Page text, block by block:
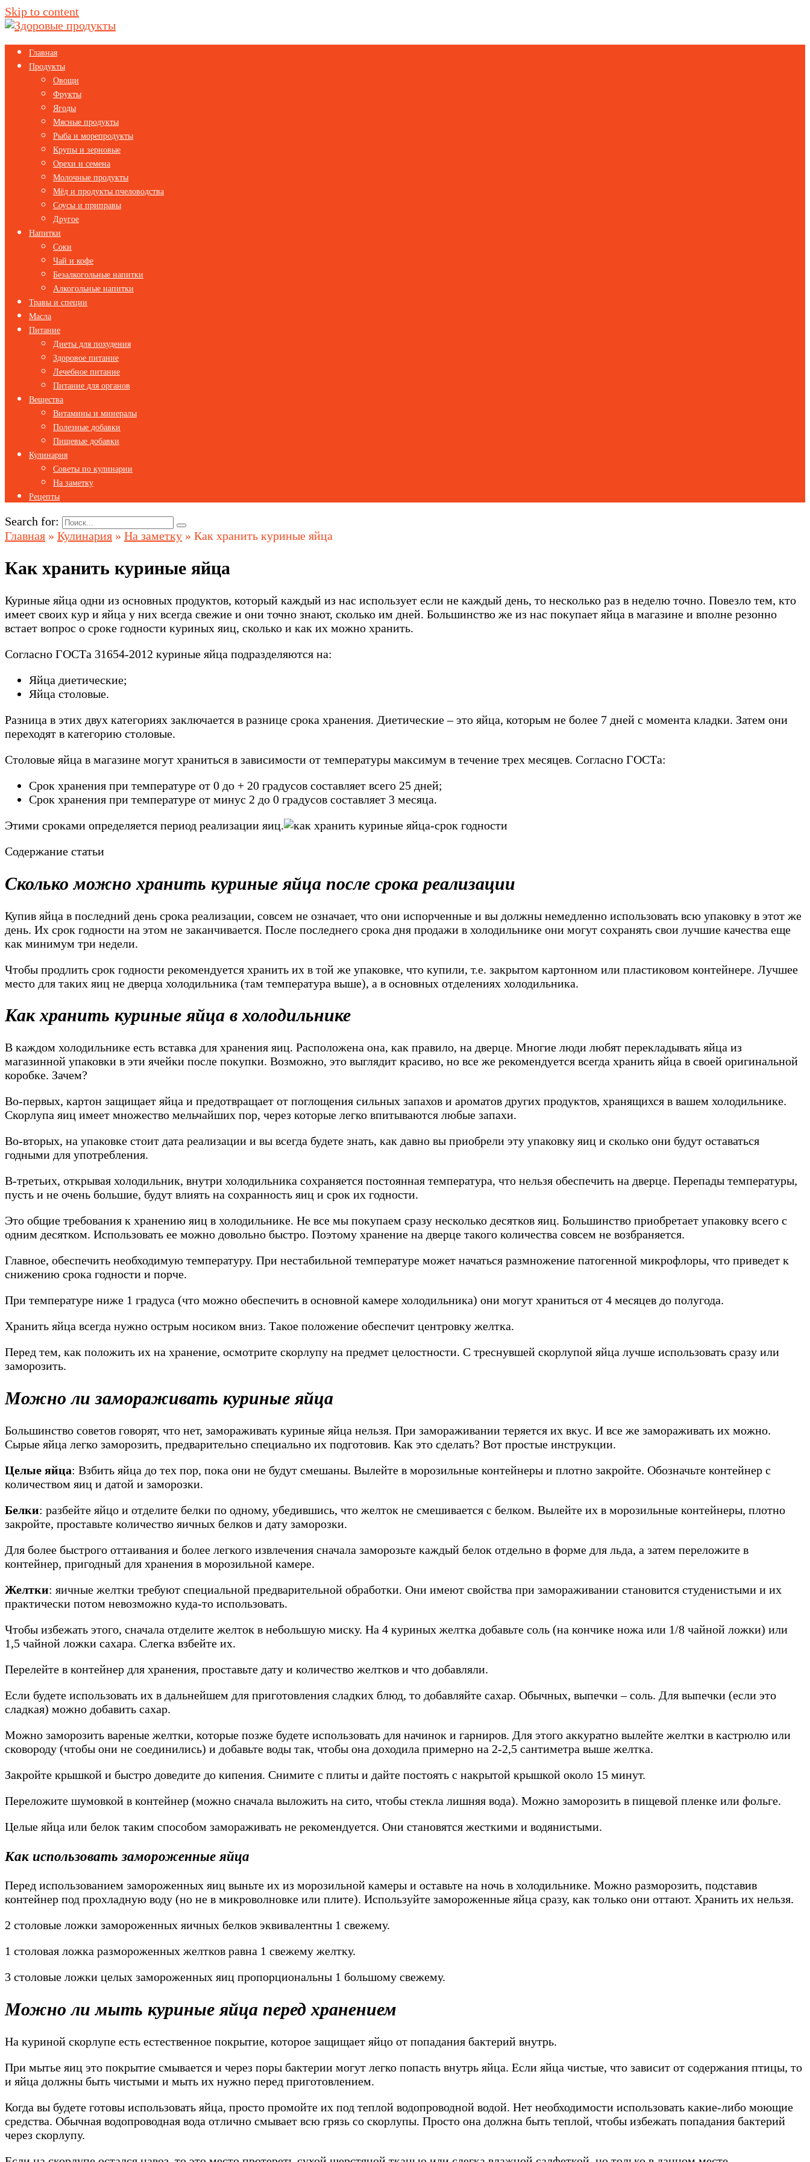
Skip to content
Главная
Продукты
Овощи
Фрукты
Ягоды
Мясные продукты
Рыба и морепродукты
Крупы и зерновые
Орехи и семена
Молочные продукты
Мёд и продукты пчеловодства
Соусы и приправы
Другое
Напитки
Соки
Чай и кофе
Безалкогольные напитки
Алкогольные напитки
Травы и специи
Масла
Питание
Диеты для похудения
Здоровое питание
Лечебное питание
Питание для органов
Вещества
Витамины и минералы
Полезные добавки
Пищевые добавки
Кулинария
Советы по кулинарии
На заметку
Рецепты
Search for:
Главная » Кулинария » На заметку » Как хранить куриные яйца
Как хранить куриные яйца
Куриные яйца одни из основных продуктов, который каждый из нас использует если не каждый день, то несколько раз в неделю точно. Повезло тем, кто
имеет своих кур и яйца у них всегда свежие и они точно знают, сколько им дней. Большинство же из нас покупает яйца в магазине и вполне резонно
встает вопрос о сроке годности куриных яиц, сколько и как их можно хранить.
Согласно ГОСТа 31654-2012 куриные яйца подразделяются на:
Яйца диетические;
Яйца столовые.
Разница в этих двух категориях заключается в разнице срока хранения. Диетические – это яйца, которым не более 7 дней с момента кладки. Затем они
переходят в категорию столовые.
Столовые яйца в магазине могут храниться в зависимости от температуры максимум в течение трех месяцев. Согласно ГОСТа:
Срок хранения при температуре от 0 до + 20 градусов составляет всего 25 дней;
Срок хранения при температуре от минус 2 до 0 градусов составляет 3 месяца.
Этими сроками определяется период реализации яиц.
Содержание статьи
Сколько можно хранить куриные яйца после срока реализации
Купив яйца в последний день срока реализации, совсем не означает, что они испорченные и вы должны немедленно использовать всю упаковку в этот же
день. Их срок годности на этом не заканчивается. После последнего срока дня продажи в холодильнике они могут сохранять свои лучшие качества еще
как минимум три недели.
Чтобы продлить срок годности рекомендуется хранить их в той же упаковке, что купили, т.е. закрытом картонном или пластиковом контейнере. Лучшее
место для таких яиц не дверца холодильника (там температура выше), а в основных отделениях холодильника.
Как хранить куриные яйца в холодильнике
В каждом холодильнике есть вставка для хранения яиц. Расположена она, как правило, на дверце. Многие люди любят перекладывать яйца из
магазинной упаковки в эти ячейки после покупки. Возможно, это выглядит красиво, но все же рекомендуется всегда хранить яйца в своей оригинальной
коробке. Зачем?
Во-первых, картон защищает яйца и предотвращает от поглощения сильных запахов и ароматов других продуктов, хранящихся в вашем холодильнике.
Скорлупа яиц имеет множество мельчайших пор, через которые легко впитываются любые запахи.
Во-вторых, на упаковке стоит дата реализации и вы всегда будете знать, как давно вы приобрели эту упаковку яиц и сколько они будут оставаться
годными для употребления.
В-третьих, открывая холодильник, внутри холодильника сохраняется постоянная температура, что нельзя обеспечить на дверце. Перепады температуры,
пусть и не очень большие, будут влиять на сохранность яиц и срок их годности.
Это общие требования к хранению яиц в холодильнике. Не все мы покупаем сразу несколько десятков яиц. Большинство приобретает упаковку всего с
одним десятком. Использовать ее можно довольно быстро. Поэтому хранение на дверце такого количества совсем не возбраняется.
Главное, обеспечить необходимую температуру. При нестабильной температуре может начаться размножение патогенной микрофлоры, что приведет к
снижению срока годности и порче.
При температуре ниже 1 градуса (что можно обеспечить в основной камере холодильника) они могут храниться от 4 месяцев до полугода.
Хранить яйца всегда нужно острым носиком вниз. Такое положение обеспечит центровку желтка.
Перед тем, как положить их на хранение, осмотрите скорлупу на предмет целостности. С треснувшей скорлупой яйца лучше использовать сразу или
заморозить.
Можно ли замораживать куриные яйца
Большинство советов говорят, что нет, замораживать куриные яйца нельзя. При замораживании теряется их вкус. И все же замораживать их можно.
Сырые яйца легко заморозить, предварительно специально их подготовив. Как это сделать? Вот простые инструкции.
Целые яйца: Взбить яйца до тех пор, пока они не будут смешаны. Вылейте в морозильные контейнеры и плотно закройте. Обозначьте контейнер с
количеством яиц и датой и заморозки.
Белки: разбейте яйцо и отделите белки по одному, убедившись, что желток не смешивается с белком. Вылейте их в морозильные контейнеры, плотно
закройте, проставьте количество яичных белков и дату заморозки.
Для более быстрого оттаивания и более легкого извлечения сначала заморозьте каждый белок отдельно в форме для льда, а затем переложите в
контейнер, пригодный для хранения в морозильной камере.
Желтки: яичные желтки требуют специальной предварительной обработки. Они имеют свойства при замораживании становится студенистыми и их
практически потом невозможно куда-то использовать.
Чтобы избежать этого, сначала отделите желток в небольшую миску. На 4 куриных желтка добавьте соль (на кончике ножа или 1/8 чайной ложки) или
1,5 чайной ложки сахара. Слегка взбейте их.
Перелейте в контейнер для хранения, проставьте дату и количество желтков и что добавляли.
Если будете использовать их в дальнейшем для приготовления сладких блюд, то добавляйте сахар. Обычных, выпечки – соль. Для выпечки (если это
сладкая) можно добавить сахар.
Можно заморозить вареные желтки, которые позже будете использовать для начинок и гарниров. Для этого аккуратно вылейте желтки в кастрюлю или
сковороду (чтобы они не соединились) и добавьте воды так, чтобы она доходила примерно на 2-2,5 сантиметра выше желтка.
Закройте крышкой и быстро доведите до кипения. Снимите с плиты и дайте постоять с накрытой крышкой около 15 минут.
Переложите шумовкой в контейнер (можно сначала выложить на сито, чтобы стекла лишняя вода). Можно заморозить в пищевой пленке или фольге.
Целые яйца или белок таким способом замораживать не рекомендуется. Они становятся жесткими и водянистыми.
Как использовать замороженные яйца
Перед использованием замороженных яиц выньте их из морозильной камеры и оставьте на ночь в холодильнике. Можно разморозить, подставив
контейнер под прохладную воду (но не в микроволновке или плите). Используйте замороженные яйца сразу, как только они оттают. Хранить их нельзя.
2 столовые ложки замороженных яичных белков эквивалентны 1 свежему.
1 столовая ложка размороженных желтков равна 1 свежему желтку.
3 столовые ложки целых замороженных яиц пропорциональны 1 большому свежему.
Можно ли мыть куриные яйца перед хранением
На куриной скорлупе есть естественное покрытие, которое защищает яйцо от попадания бактерий внутрь.
При мытье яиц это покрытие смывается и через поры бактерии могут легко попасть внутрь яйца. Если яйца чистые, что зависит от содержания птицы, то
и яйца должны быть чистыми и мыть их нужно перед приготовлением.
Когда вы будете готовы использовать яйца, просто промойте их под теплой водопроводной водой. Нет необходимости использовать какие-либо моющие
средства. Обычная водопроводная вода отлично смывает всю грязь со скорлупы. Просто она должна быть теплой, чтобы избежать попадания бактерий
через скорлупу.